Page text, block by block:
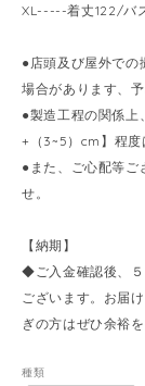
XL-----着丈122/バ
●店頭及び屋外での
場合があります、
●製造工程の関係
+（3~5）cm】程度
●また、ご心配等ご
せ。
【納期】
◆ご入金確認後、
ございます。お届
ぎの方はぜひ余裕
種類